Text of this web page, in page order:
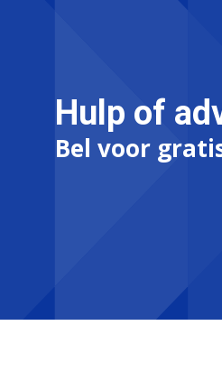
Hulp of
Bel voor